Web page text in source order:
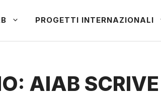
PROGETTI INTERNAZIONALI
AIAB